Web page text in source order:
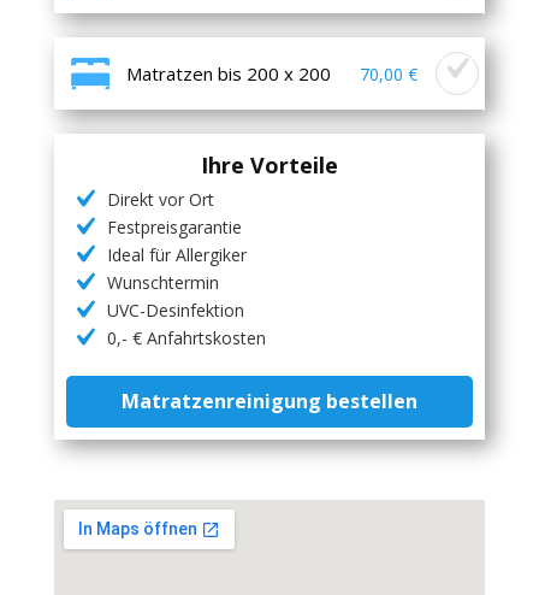
Matratzen bis 200 x 200 70,00 €
Ihre Vorteile
Direkt vor Ort
Festpreisgarantie
Ideal für Allergiker
Wunschtermin
UVC-Desinfektion
0,- € Anfahrtskosten
Matratzenreinigung bestellen